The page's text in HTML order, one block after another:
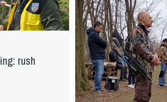
rush